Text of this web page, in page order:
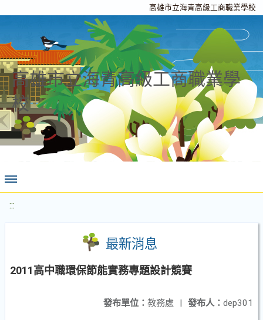
高雄市立海青高級工商職業學校
高雄市立海青高級工商職業學
校
:::
最新消息
2011高中職環保節能實務專題設計競賽
發布人： dep301
發布單位： 教務處 |